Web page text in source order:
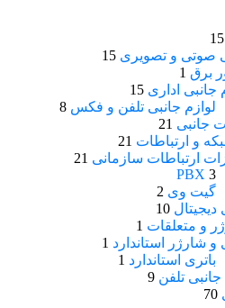
15
صوتی و تصویری 15
برق 1
جانبی اداری 15
لوازم جانبی تلفن و فکس 8
جانبی 21
و ارتباطات 21
ارتباطات سازمانی 21
PBX 3
گیت وی 2
دیجیتال 10
و متعلقات 1
و شارژر استاندارد 1
باتری استاندارد 1
تلفن 9
70